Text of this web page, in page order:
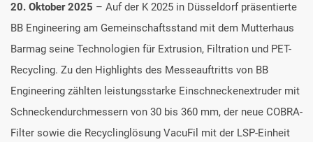
20. Oktober 2025 – Auf der K 2025 in Düsseldorf präsentierte
BB Engineering am Gemeinschaftsstand mit dem Mutterhaus
Barmag seine Technologien für Extrusion, Filtration und PET-
Recycling. Zu den Highlights des Messeauftritts von BB
Engineering zählten leistungsstarke Einschneckenextruder mit
Schneckendurchmessern von 30 bis 360 mm, der neue COBRA-
Filter sowie die Recyclinglösung VacuFil mit der LSP-Einheit